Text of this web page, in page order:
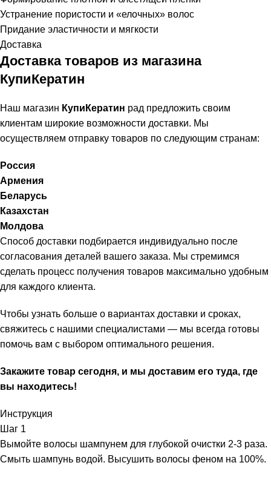
Устранение пористости и «елочных» волос
Придание эластичности и мягкости
Доставка
Доставка товаров из магазина
КупиКератин
Наш магазин КупиКератин рад предложить своим
клиентам широкие возможности доставки. Мы
осуществляем отправку товаров по следующим странам:
Россия
Армения
Беларусь
Казахстан
Молдова
Способ доставки подбирается индивидуально после
согласования деталей вашего заказа. Мы стремимся
сделать процесс получения товаров максимально удобным
для каждого клиента.
Чтобы узнать больше о вариантах доставки и сроках,
свяжитесь с нашими специалистами — мы всегда готовы
помочь вам с выбором оптимального решения.
Закажите товар сегодня, и мы доставим его туда, где
вы находитесь!
Инструкция
Шаг 1
Вымойте волосы шампунем для глубокой очистки 2-3 раза.
Смыть шампунь водой. Высушить волосы феном на 100%.